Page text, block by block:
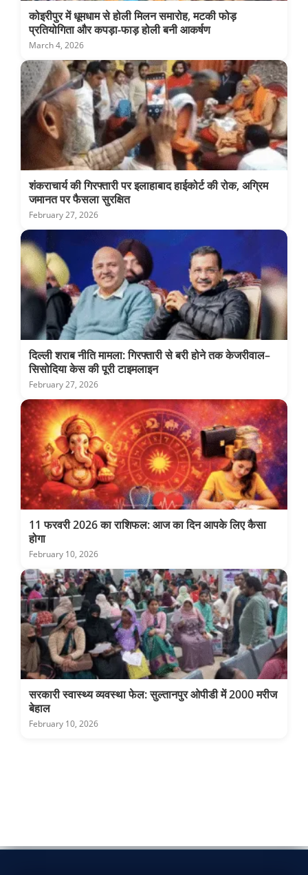
कोइरीपुर में धूमधाम से होली मिलन समारोह, मटकी फोड़
प्रतियोगिता और कपड़ा-फाड़ होली बनी आकर्षण
March 4, 2026
शंकराचार्य की गिरफ्तारी पर इलाहाबाद हाईकोर्ट की रोक, अग्रिम
जमानत पर फैसला सुरक्षित
February 27, 2026
दिल्ली शराब नीति मामला: गिरफ्तारी से बरी होने तक केजरीवाल–
सिसोदिया केस की पूरी टाइमलाइन
February 27, 2026
11 फरवरी 2026 का राशिफल: आज का दिन आपके लिए कैसा
होगा
February 10, 2026
सरकारी स्वास्थ्य व्यवस्था फेल: सुल्तानपुर ओपीडी में 2000 मरीज
बेहाल
February 10, 2026